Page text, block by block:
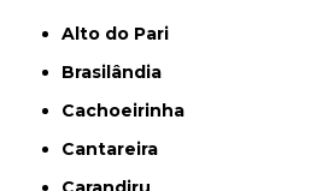
Alto do Pari
Brasilândia
Cachoeirinha
Cantareira